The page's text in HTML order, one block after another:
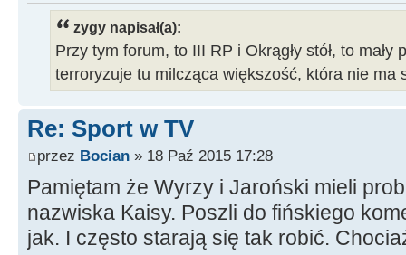
zygy napisał(a):
Przy tym forum, to III RP i Okrągły stół, to
terroryzuje tu milcząca większość, która nie ma
Re: Sport w TV
przez Bocian » 18 Paź 2015 17:28
Pamiętam że Wyrzy i Jaroński mieli
nazwiska Kaisy. Poszli do fińskiego
jak. I często starają się tak robić.